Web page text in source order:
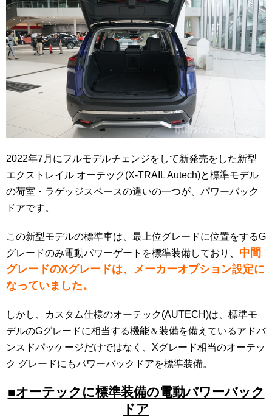
2022年7月にフルモデルチェンジをして新発売をした新型
エクストレイル オーテック(X-TRAIL Autech)と標準モデル
の荷室・ラゲッジスペースの違いの一つが、パワーバック
ドアです。
この新型モデルの標準車は、最上位グレードに位置をするG
グレードのみ電動パワーゲートを標準装備しており、 中間
グレードのXグレードは、メーカーオプション設定に
なっていました。
しかし、カスタム仕様のオーテック(AUTECH)は、標準モ
デルのGグレードに相当する機能＆装備を備えているアドバ
ンスドパッケージだけではなく、Xグレード相当のオーテッ
ク グレードにもパワーバックドアを標準装備。
■オーテックに標準装備の電動パワーバック
ドア